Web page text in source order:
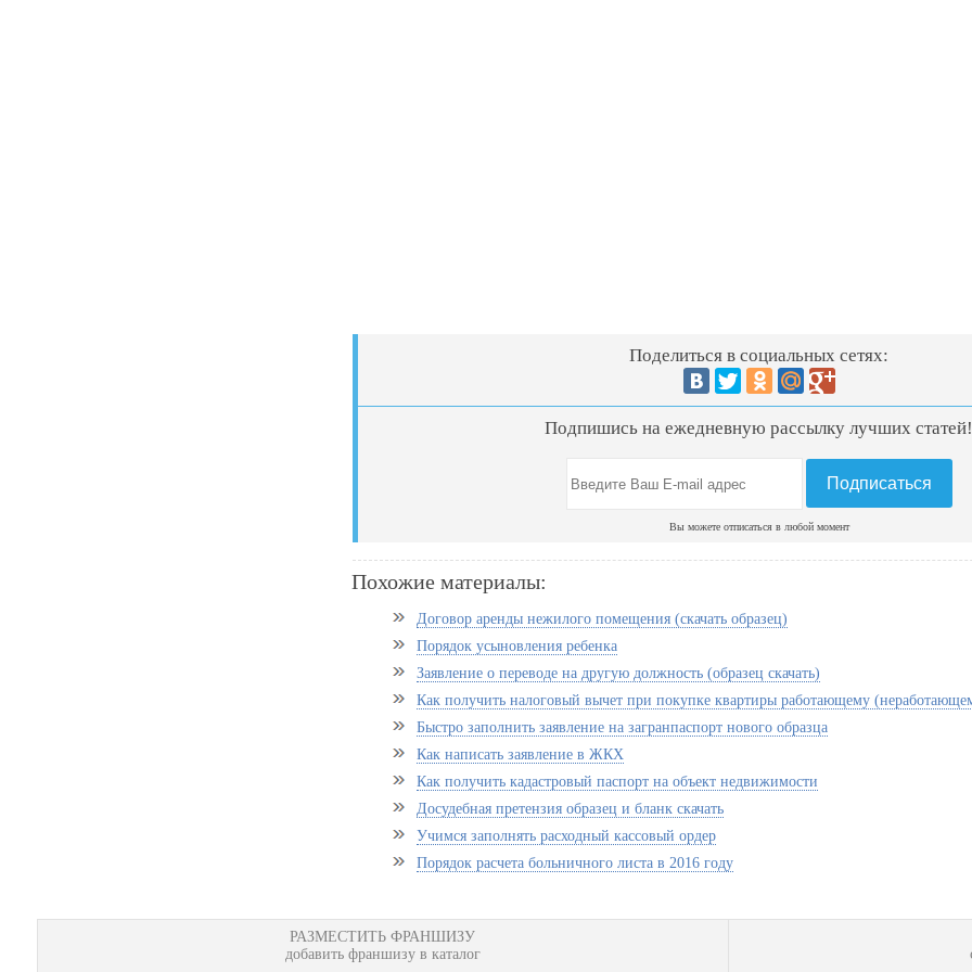
Поделиться в социальных сетях:
Подпишись на ежедневную рассылку лучших
Вы можете отписаться в любой момент
Похожие материалы:
Договор аренды нежилого помещения (скачать образец)
Порядок усыновления ребенка
Заявление о переводе на другую должность (образец скачать)
Как получить налоговый вычет при покупке квартиры работающему
Быстро заполнить заявление на загранпаспорт нового образца
Как написать заявление в ЖКХ
Как получить кадастровый паспорт на объект недвижимости
Досудебная претензия образец и бланк скачать
Учимся заполнять расходный кассовый ордер
Порядок расчета больничного листа в 2016 году
РАЗМЕСТИТЬ ФРАНШИЗУ
добавить франшизу в каталог